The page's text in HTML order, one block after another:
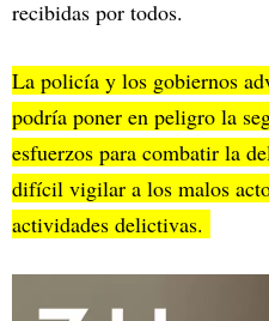
recibidas por todos.
La policía y los gobiernos
podría poner en peligro la
esfuerzos para combatir la
difícil vigilar a los malos
actividades delictivas.